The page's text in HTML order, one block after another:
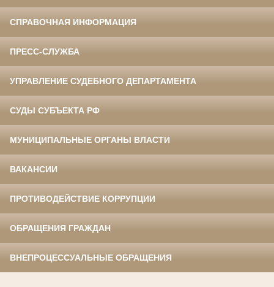
СПРАВОЧНАЯ ИНФОРМАЦИЯ
ПРЕСС-СЛУЖБА
УПРАВЛЕНИЕ СУДЕБНОГО ДЕПАРТАМЕНТА
СУДЫ СУБЪЕКТА РФ
МУНИЦИПАЛЬНЫЕ ОРГАНЫ ВЛАСТИ
ВАКАНСИИ
ПРОТИВОДЕЙСТВИЕ КОРРУПЦИИ
ОБРАЩЕНИЯ ГРАЖДАН
ВНЕПРОЦЕССУАЛЬНЫЕ ОБРАЩЕНИЯ